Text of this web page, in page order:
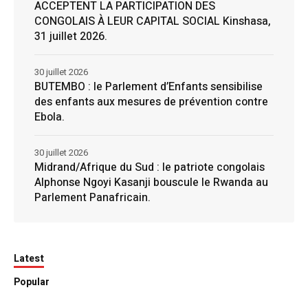
ACCEPTENT LA PARTICIPATION DES
CONGOLAIS À LEUR CAPITAL SOCIAL Kinshasa,
31 juillet 2026.
BUTEMBO : le Parlement d’Enfants sensibilise
des enfants aux mesures de prévention contre
Ebola.
30 juillet 2026
Midrand/Afrique du Sud : le patriote congolais
Alphonse Ngoyi Kasanji bouscule le Rwanda au
Parlement Panafricain.
30 juillet 2026
Latest
Popular